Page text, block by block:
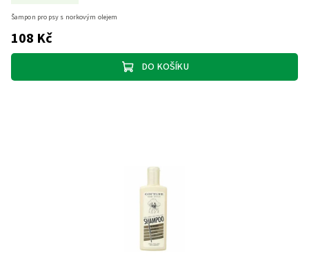
108 Kč
DO KOŠÍKU
Šampon pro psy s norkovým olejem